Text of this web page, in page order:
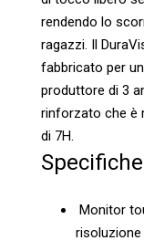
rendendo lo
ragazzi. Il
fabbricato per
produttore di 3
rinforzato che è
di 7H.
Monitor
risoluzione